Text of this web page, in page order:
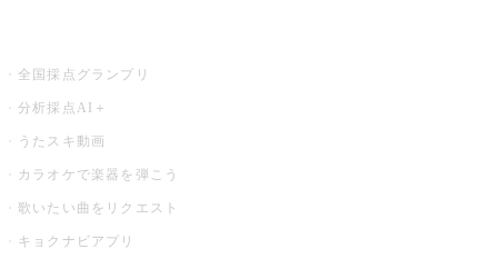
全国採点グランプリ
分析採点AI＋
うたスキ動画
カラオケで楽器を弾こう
歌いたい曲をリクエスト
キョクナビアプリ